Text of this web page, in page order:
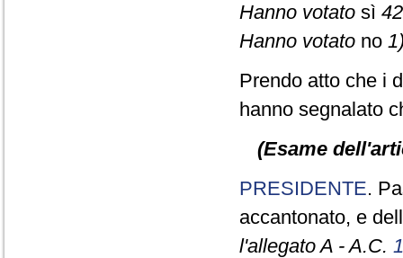
Hanno votato sì
Hanno votato no
Prendo atto che i
hanno segnalato
(Esame
PRESIDENTE.
accantonato, e
l'allegato A - A.C.